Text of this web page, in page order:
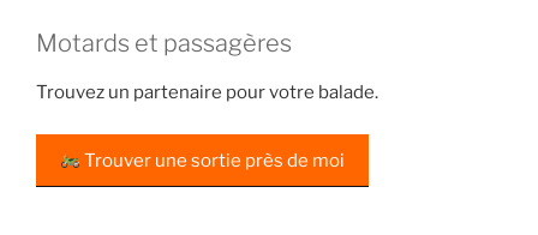
Motards et passagères
Trouvez un partenaire pour votre balade.
Trouver une sortie près de moi